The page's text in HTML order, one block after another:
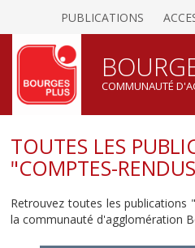
PUBLICATIONS
COMMUNAUTÉ
TOUTES LES
"COMPTES-
Retrouvez toutes les publications
la communauté d'agglomération